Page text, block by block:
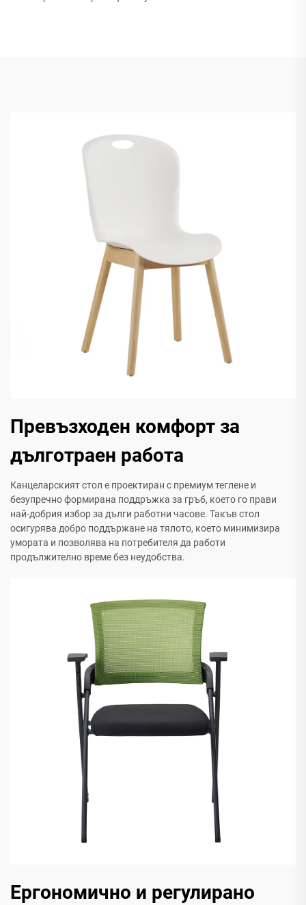
Превъзходен комфорт за
дълготраен работа
Канцеларският стол е проектиран с премиум теглене и
безупречно формирана поддръжка за гръб, което го прави
най-добрия избор за дълги работни часове. Такъв стол
осигурява добро поддържане на тялото, което минимизира
умората и позволява на потребителя да работи
продължително време без неудобства.
Ергономично и регулирано